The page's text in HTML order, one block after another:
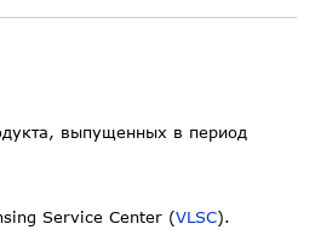
выпущенных в период
Service Center (VLSC).